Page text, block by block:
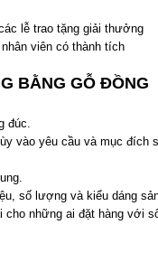
lễ trao tặng giải thưởng
viên có thành tích
BẰNG GỖ ĐỒNG
đúc.
vào yêu cầu và mục đích
số lượng và kiểu dáng
cho những ai đặt hàng với